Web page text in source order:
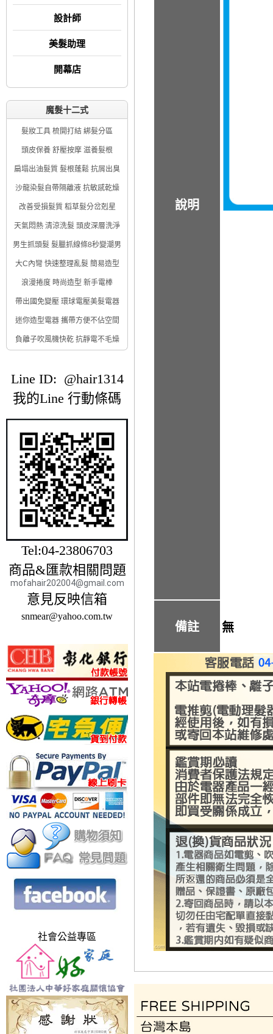
設計師
美髮助理
開幕店
魔髮十二式
髮妝工具 梳開打結 綁髮分區
頭皮保養 舒壓按摩 滋養髮根
扁塌出油髮質 髮根蓬鬆 抗屑出臭
沙龍染髮自帶隔離液 抗敏感乾燥
改善受損髮質 稻草髮分岔剋星
天氣悶熱 清涼洗髮 頭皮深層洗淨
男生抓頭髮 髮臘抓線條8秒變潮男
大C內彎 快速整理亂髮 簡易造型
浪漫捲度 時尚造型 新手電棒
帶出國免變壓 環球電壓美髮電器
迷你造型電器 攜帶方便不佔空間
負離子吹風機快乾 抗靜電不毛燥
Line ID: @hair1314
我的Line 行動條碼
Tel:04-23806703
商品&匯款相關問題
mofahair202004@gmail.com
意見反映信箱
snmear@yahoo.com.tw
社會公益專區
說明
備註 無